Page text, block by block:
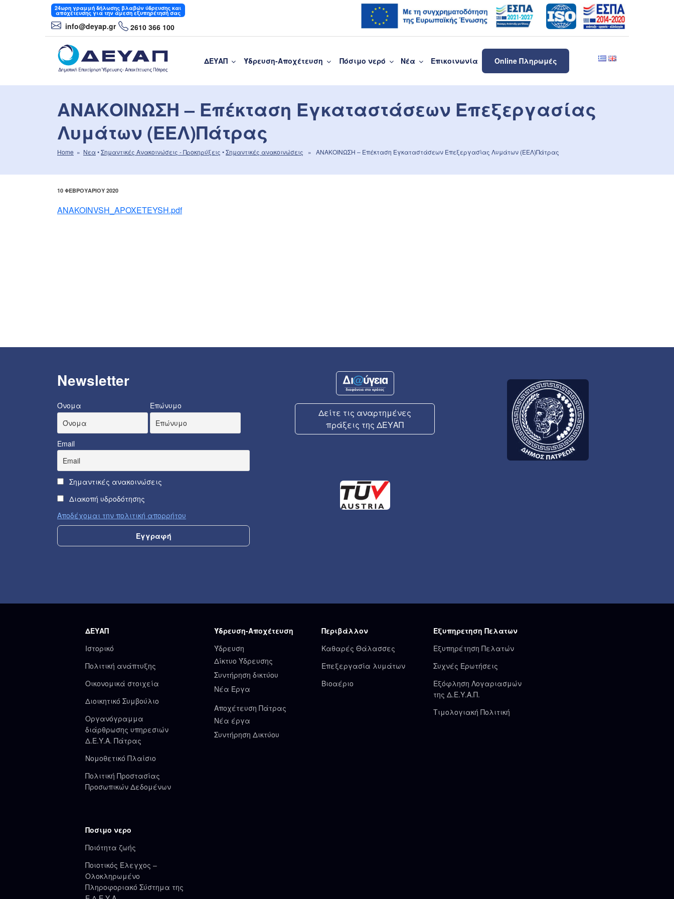
περιεχόμενο
24ωρη γραμμή δήλωσης βλαβών ύδρευσης και
αποχέτευσης για την άμεση εξυπηρέτησή σας
info@deyap.gr 2610 366 100
ΔΕΥΑΠ
ΔΕΥΑΠ Ύδρευση-Αποχέτευση Πόσιμο νερό Νέα Επικοινωνία Online Πληρωμές
ΑΝΑΚΟΙΝΩΣΗ – Επέκταση Εγκαταστάσεων Επεξεργασίας
Λυμάτων (ΕΕΛ)Πάτρας
Home » Νεα•Σημαντικές Aνακοινώσεις - Προκηρύξεις •Σημαντικές ανακοινώσεις » ΑΝΑΚΟΙΝΩΣΗ – Επέκταση Εγκαταστάσεων Επεξεργασίας Λυμάτων (ΕΕΛ)Πάτρας
ΔΗΜΟΣΙΕΎΤΗΚΕ
10 ΦΕΒΡΟΥΑΡΊΟΥ 2020
ANAKOINVSH_APOXETEYSH.pdf
Newsletter
Όνομα Επώνυμο
Email
Σημαντικές ανακοινώσεις
Διακοπή υδροδότησης
Αποδέχομαι την πολιτική απορρήτου
Δείτε τις αναρτημένες
πράξεις της ΔΕΥΑΠ
ΔΕΥΑΠ
Ιστορικό
Πολιτική ανάπτυξης
Οικονομικά στοιχεία
Διοικητικό Συμβούλιο
Οργανόγραμμα
διάρθρωσης υπηρεσιών
Δ.Ε.Υ.Α. Πάτρας
Νομοθετικό Πλαίσιο
Πολιτική Προστασίας
Προσωπικών Δεδομένων
Ύδρευση-Αποχέτευση
Ύδρευση
Δίκτυο Ύδρευσης
Συντήρηση δικτύου
Νέα Έργα
Αποχέτευση Πάτρας
Νέα έργα
Συντήρηση Δικτύου
Περιβάλλον
Καθαρές Θάλασσες
Επεξεργασία λυμάτων
Βιοαέριο
Εξυπηρετηση Πελατων
Εξυπηρέτηση Πελατών
Συχνές Ερωτήσεις
Εξόφληση Λογαριασμών
της Δ.Ε.Υ.Α.Π.
Τιμολογιακή Πολιτική
Ποσιμο νερο
Ποιότητα ζωής
Ποιοτικός Έλεγχος –
Ολοκληρωμένο
Πληροφοριακό Σύστημα της